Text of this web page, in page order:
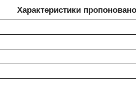
Характеристики